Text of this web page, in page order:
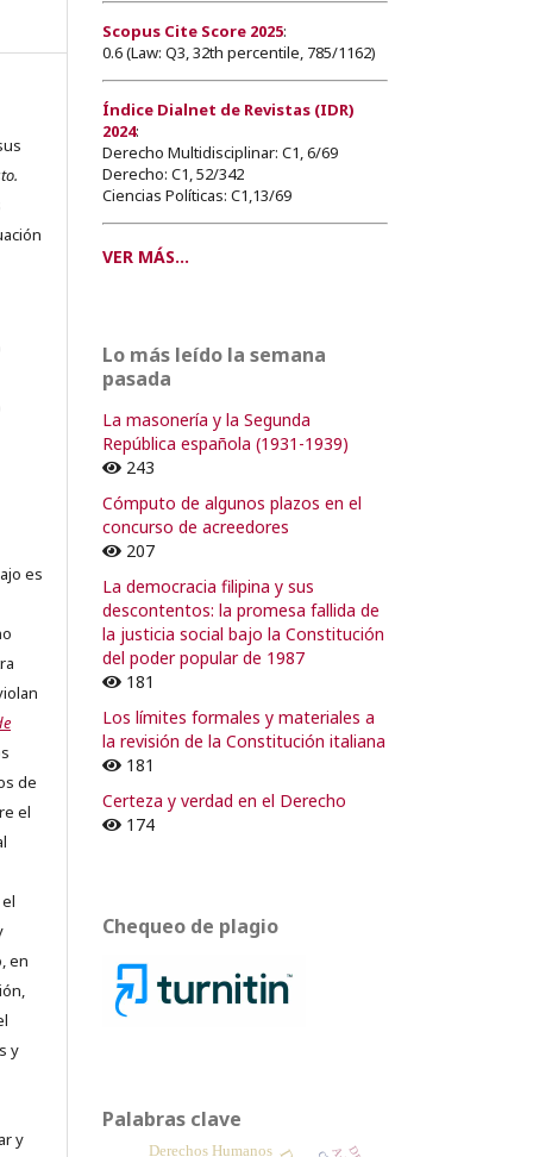
es
de
el
en
y
y
Scopus Cite Score 2025:
0.6 (Law: Q3, 32th percentile, 785/1162)
Índice Dialnet de Revistas (IDR)
2024:
Derecho Multidisciplinar: C1, 6/69
Derecho: C1, 52/342
Ciencias Políticas: C1,13/69
VER MÁS...
Lo más leído la semana
pasada
La masonería y la Segunda
República española (1931-1939)
243
Cómputo de algunos plazos en el
concurso de acreedores
207
La democracia filipina y sus
descontentos: la promesa fallida de
la justicia social bajo la Constitución
del poder popular de 1987
181
Los límites formales y materiales a
la revisión de la Constitución italiana
181
Certeza y verdad en el Derecho
174
Chequeo de plagio
Palabras clave
Derechos Humanos